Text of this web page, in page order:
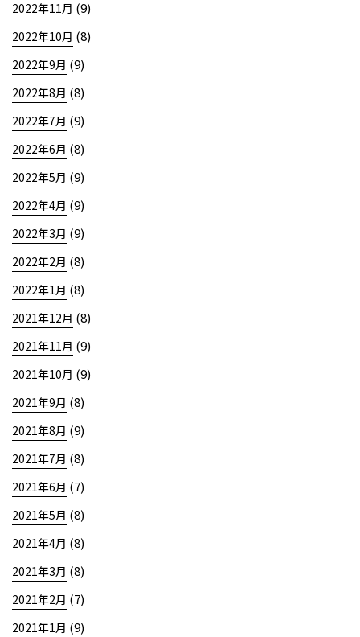
2022年11月 (9)
2022年10月 (8)
2022年9月 (9)
2022年8月 (8)
2022年7月 (9)
2022年6月 (8)
2022年5月 (9)
2022年4月 (9)
2022年3月 (9)
2022年2月 (8)
2022年1月 (8)
2021年12月 (8)
2021年11月 (9)
2021年10月 (9)
2021年9月 (8)
2021年8月 (9)
2021年7月 (8)
2021年6月 (7)
2021年5月 (8)
2021年4月 (8)
2021年3月 (8)
2021年2月 (7)
2021年1月 (9)